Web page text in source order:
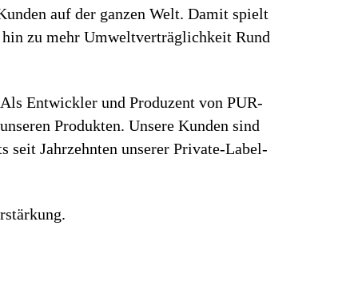
auf der ganzen Welt. Damit spielt
zu mehr Umweltverträglichkeit Rund
Entwickler und Produzent von PUR-
Produkten. Unsere Kunden sind
seit Jahrzehnten unserer Private-Label-